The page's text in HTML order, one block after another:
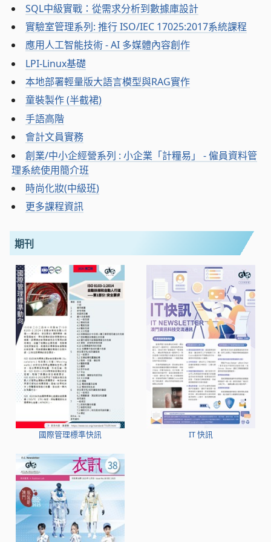
SQL中級實戰：從需求分析到數據庫設計
實驗室管理系列: 推行 ISO/IEC 17025:2017系統課程
應用人工智能技術 - AI 多媒體內容創作
LPI-Linux基礎
本地部署輕量版大語言模型與RAG實作
童裝製作 (半截裙)
手語高階
會計文員實務
創業/中小企經營系列 : 小企業「計糧易」 - 僱員資料管
理系統使用簡介班
時尚化妝(中級班)
更多課程資訊
期刊
國際管理標準快訊 IT 快訊